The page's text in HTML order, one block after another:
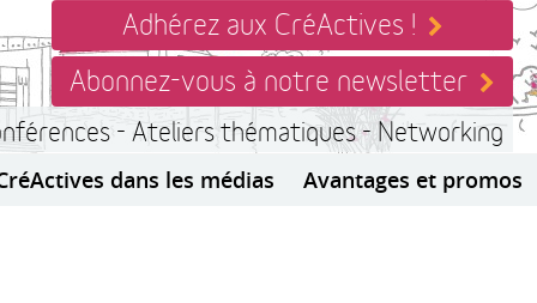
Adhérez aux CréActives !
Abonnez-vous à notre newsletter
- Ateliers thématiques - Networking
dans les médias Avantages et promos